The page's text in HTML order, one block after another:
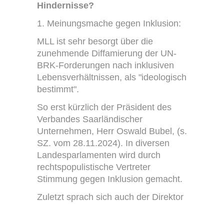
Hindernisse?
1. Meinungsmache gegen Inklusion:
MLL ist sehr besorgt über die
zunehmende Diffamierung der UN-
BRK-Forderungen nach inklusiven
Lebensverhältnissen, als "ideologisch
bestimmt".
So erst kürzlich der Präsident des
Verbandes Saarländischer
Unternehmen, Herr Oswald Bubel, (s.
SZ. vom 28.11.2024). In diversen
Landesparlamenten wird durch
rechtspopulistische Vertreter
Stimmung gegen Inklusion gemacht.
Zuletzt sprach sich auch der Direktor